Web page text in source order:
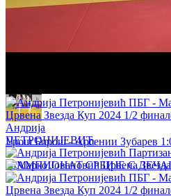
Мила Драгојловић - Вања
Урош Борош - Арсении Зубарев
ШАМПИОНАТ СРБИЈЕ
Андрија
ПЕТРОНИЈЕВИЋ